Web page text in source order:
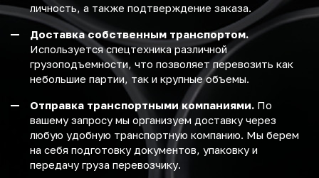
личность, а также подтверждение заказа.
Доставка собственным транспортом.
Используется спецтехника различной
грузоподъемности, что позволяет перевозить как
небольшие партии, так и крупные объемы.
Отправка транспортными компаниями. По
вашему запросу мы организуем доставку через
любую удобную транспортную компанию. Мы берем
на себя подготовку документов, упаковку и
передачу груза перевозчику.